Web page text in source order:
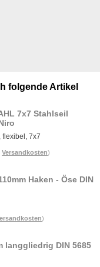
folgende Artikel
7x7 Stahlseil
flexibel, 7x7
Versandkosten)
Haken - Öse DIN
)
langgliedrig DIN 5685